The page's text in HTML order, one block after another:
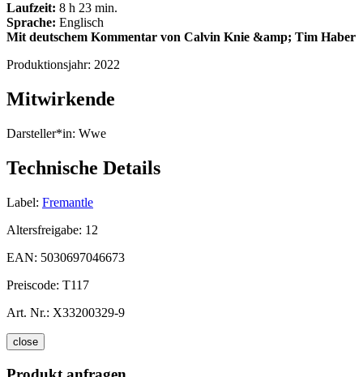
Laufzeit: 8 h 23 min.
Sprache: Englisch
Mit deutschem Kommentar von Calvin Knie &amp; Tim Haber
Produktionsjahr: 2022
Mitwirkende
Darsteller*in: Wwe
Technische Details
Label: Fremantle
Altersfreigabe: 12
EAN: 5030697046673
Preiscode: T117
Art. Nr.: X33200329-9
close